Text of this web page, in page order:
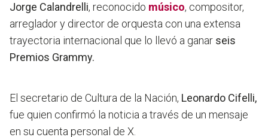
Jorge Calandrelli, reconocido músico, compositor,
arreglador y director de orquesta con una extensa
trayectoria internacional que lo llevó a ganar seis
Premios Grammy.
El secretario de Cultura de la Nación, Leonardo Cifelli,
fue quien confirmó la noticia a través de un mensaje
en su cuenta personal de X.